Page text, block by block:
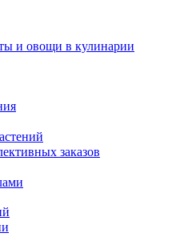
и овощи в кулинарии
заказов